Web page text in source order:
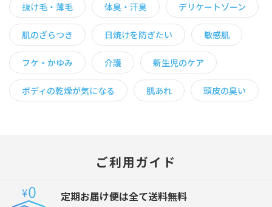
抜け毛・薄毛 体臭・汗臭 デリケートゾーン
肌のざらつき 日焼けを防ぎたい 敏感肌
フケ・かゆみ 介護 新生児のケア
ボディの乾燥が気になる 肌あれ 頭皮の臭い
ご利用ガイド
定期お届け便は全て送料無料